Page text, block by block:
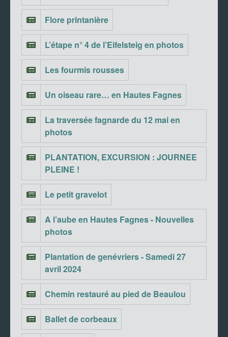
Flore printanière
L’étape n° 4 de l’Eifelsteig en photos
Les fourmis rousses
Un oiseau rare… en Hautes Fagnes
La traversée fagnarde du 12 mai en
photos
PLANTATION, EXCURSION : JOURNEE
PLEINE !
Le petit gravelot
A l’aube en Hautes Fagnes - Nouvelles
photos
Plantation de genévriers - Samedi 27
avril 2024
Chemin restauré au pied de Beaulou
Ballet de corbeaux